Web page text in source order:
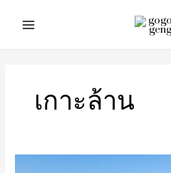
เกาะล้าน